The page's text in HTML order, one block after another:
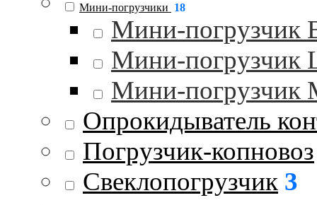
Мини-погрузчики 18
Мини-погрузчик
Мини-погрузчик
Мини-погрузчик
Опрокидыватель
Погрузчик-копновоз
Свеклопогрузчик 3